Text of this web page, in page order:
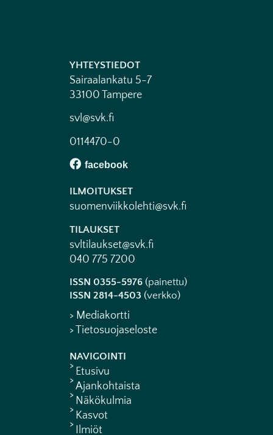
YHTEYSTIEDOT
Sairaalankatu 5-7
33100 Tampere
svl@svk.fi
0114470-0
ILMOITUKSET
suomenviikkolehti@svk.fi
TILAUKSET
svltilaukset@svk.fi
040 775 7200
ISSN 0355-5976 (painettu)
ISSN 2814-4503 (verkko)
> Mediakortti
> Tietosuojaseloste
NAVIGOINTI
Etusivu
Ajankohtaista
Näkökulmia
Kasvot
Ilmiöt